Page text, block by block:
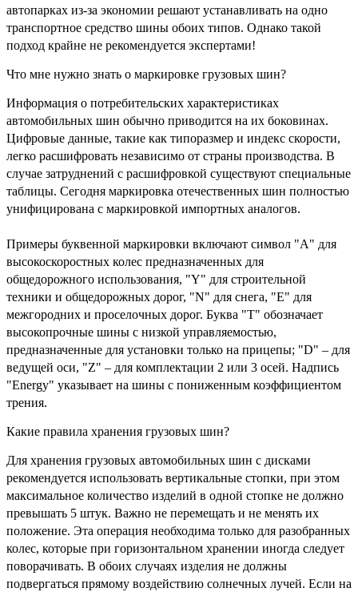
автопарках из-за экономии решают устанавливать на одно
транспортное средство шины обоих типов. Однако такой
подход крайне не рекомендуется экспертами!
Что мне нужно знать о маркировке грузовых шин?
Информация о потребительских характеристиках
автомобильных шин обычно приводится на их боковинах.
Цифровые данные, такие как типоразмер и индекс скорости,
легко расшифровать независимо от страны производства. В
случае затруднений с расшифровкой существуют специальные
таблицы. Сегодня маркировка отечественных шин полностью
унифицирована с маркировкой импортных аналогов.
Примеры буквенной маркировки включают символ "А" для
высокоскоростных колес предназначенных для
общедорожного использования, "Y" для строительной
техники и общедорожных дорог, "N" для снега, "E" для
межгородних и проселочных дорог. Буква "T" обозначает
высокопрочные шины с низкой управляемостью,
предназначенные для установки только на прицепы; "D" – для
ведущей оси, "Z" – для комплектации 2 или 3 осей. Надпись
"Energy" указывает на шины с пониженным коэффициентом
трения.
Какие правила хранения грузовых шин?
Для хранения грузовых автомобильных шин с дисками
рекомендуется использовать вертикальные стопки, при этом
максимальное количество изделий в одной стопке не должно
превышать 5 штук. Важно не перемещать и не менять их
положение. Эта операция необходима только для разобранных
колес, которые при горизонтальном хранении иногда следует
поворачивать. В обоих случаях изделия не должны
подвергаться прямому воздействию солнечных лучей. Если на